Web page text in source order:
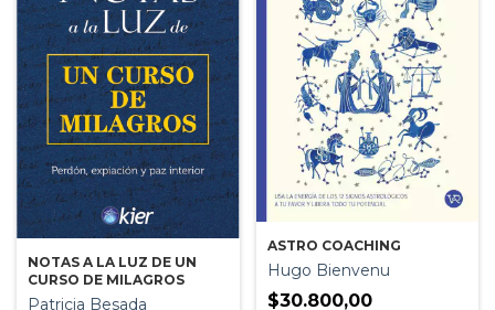
NOTAS A LA LUZ DE UN
CURSO DE MILAGROS
Patricia Besada
ASTRO COACHING
Hugo Bienvenu
$30.800,00